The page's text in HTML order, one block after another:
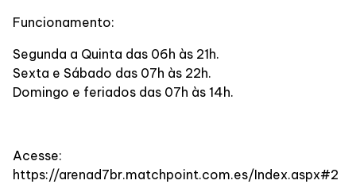
Funcionamento:
Segunda a Quinta das 06h às 21h.
Sexta e Sábado das 07h às 22h.
Domingo e feriados das 07h às 14h.
Acesse:
https://arenad7br.matchpoint.com.es/Index.aspx#2